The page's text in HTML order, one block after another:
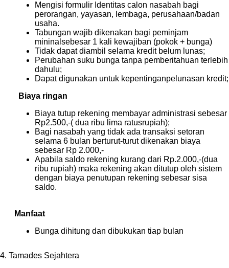
Mengisi formulir Identitas calon nasabah bagi
perorangan, yayasan, lembaga, perusahaan/badan
usaha.
Tabungan wajib dikenakan bagi peminjam
mininalsebesar 1 kali kewajiban (pokok + bunga)
Tidak dapat diambil selama kredit belum lunas;
Perubahan suku bunga tanpa pemberitahuan terlebih
dahulu;
Dapat digunakan untuk kepentinganpelunasan kredit;
Biaya ringan
Biaya tutup rekening membayar administrasi sebesar
Rp2.500,-( dua ribu lima ratusrupiah);
Bagi nasabah yang tidak ada transaksi setoran
selama 6 bulan berturut-turut dikenakan biaya
sebesar Rp 2.000,-
Apabila saldo rekening kurang dari Rp.2.000,-(dua
ribu rupiah) maka rekening akan ditutup oleh sistem
dengan biaya penutupan rekening sebesar sisa
saldo.
Manfaat
Bunga dihitung dan dibukukan tiap bulan
4. Tamades Sejahtera